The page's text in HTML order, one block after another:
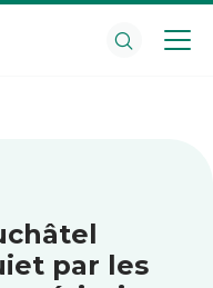
par les